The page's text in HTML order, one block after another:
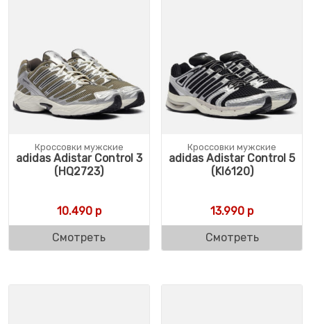
Кроссовки мужские
adidas Adistar Control 3
(HQ2723)
10.490р
Смотреть
Кроссовки мужские
adidas Adistar Control 5
(KI6120)
13.990 р
Смотреть